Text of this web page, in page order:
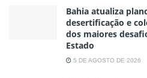
Bahia atualiza
desertificação e
dos maiores
Estado
5 DE AGOSTO DE 2026